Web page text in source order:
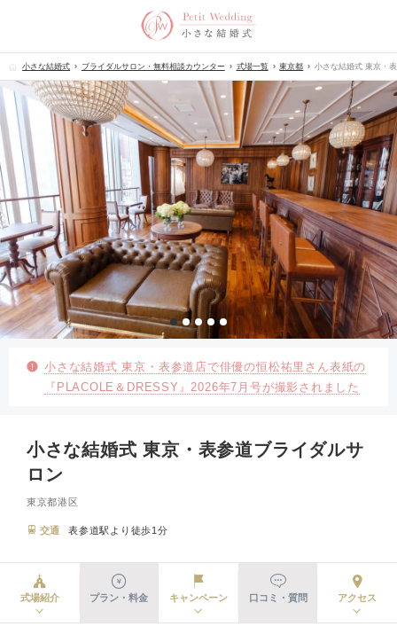
小さな結婚式 ブライダルサロン・無料相談カウンター 式場一覧 東京都 小さな結婚式 東京・
​小さな結婚式 東京・表参道店で俳優の恒松祐里さん表紙の
『PLACOLE＆DRESSY』2026年7月号が撮影されました
小さな結婚式 東京・表参道ブライダルサ
ロン
東京都港区
交通 表参道駅より徒歩1分
式場紹介 プラン・料金 キャンペーン 口コミ・質問 アクセス